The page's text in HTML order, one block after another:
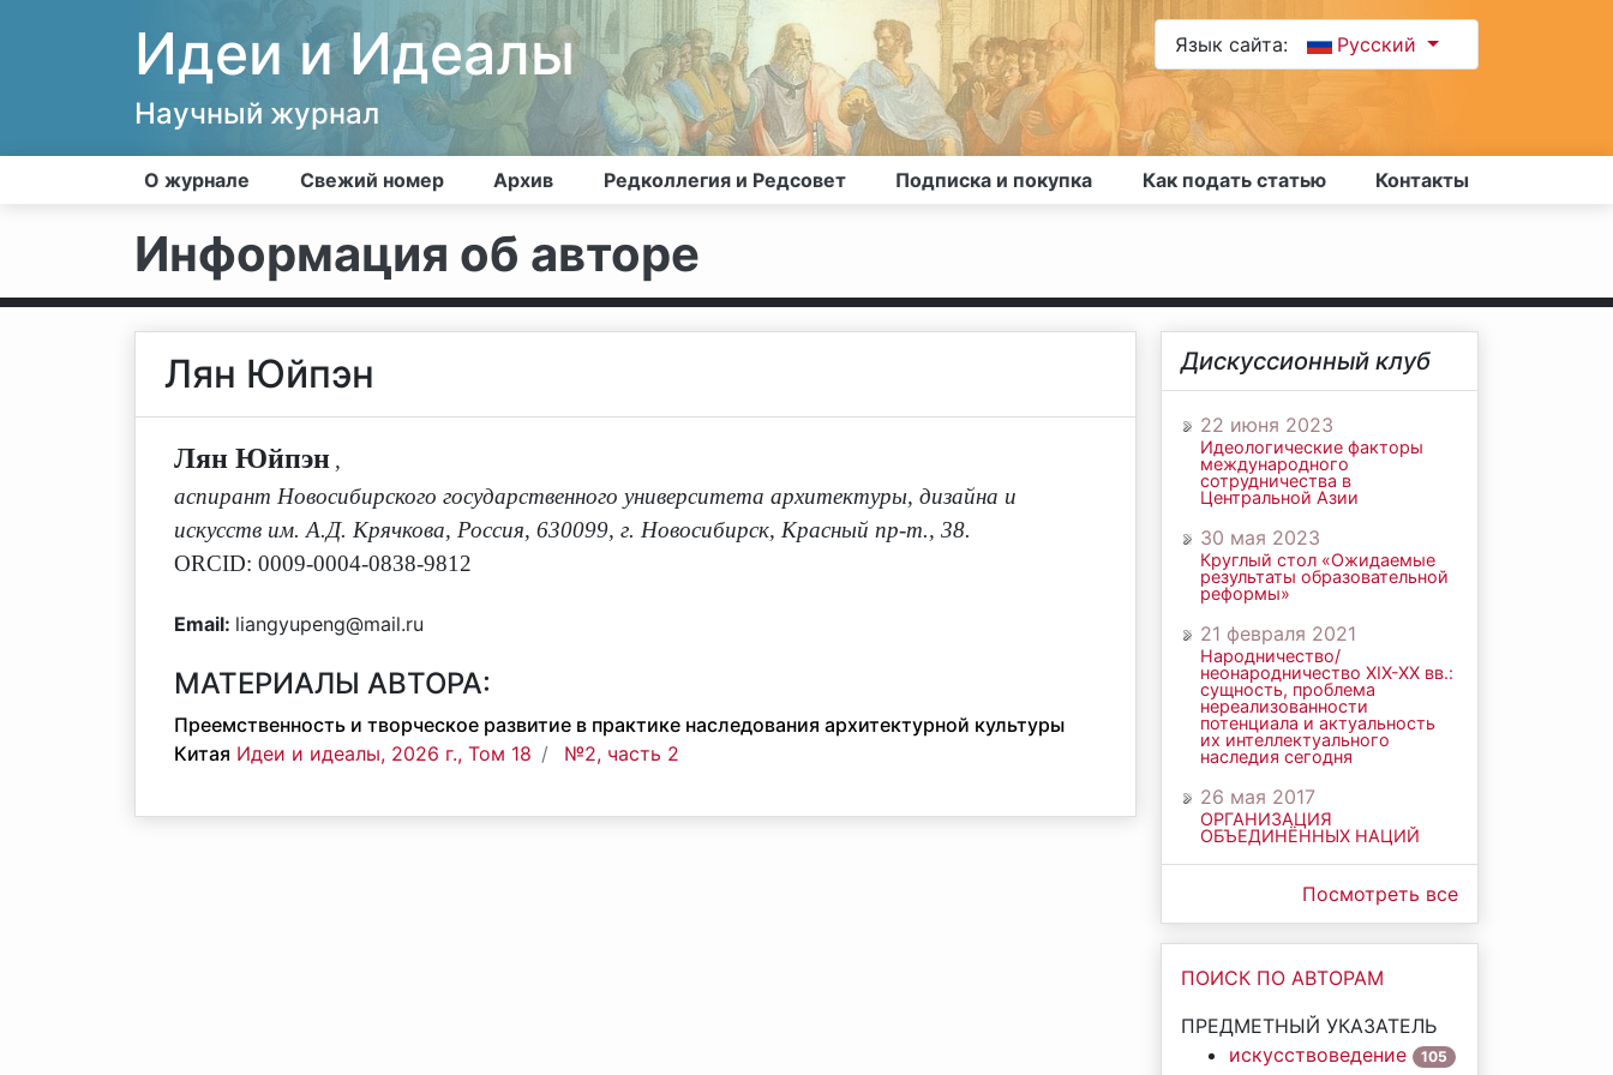
Идеи и Идеалы
Научный журнал
Язык сайта: Русский
О журнале Свежий номер Архив Редколлегия и Редсовет Подписка и покупка Как подать статью Контакты
Информация об авторе
Лян Юйпэн
Лян Юйпэн ,
аспирант Новосибирского государственного университета архитектуры, дизайна и
искусств им. А.Д. Крячкова, Россия, 630099, г. Новосибирск, Красный пр-т., 38.
ORCID: 0009-0004-0838-9812
Email: liangyupeng@mail.ru
МАТЕРИАЛЫ АВТОРА:
Преемственность и творческое развитие в практике наследования архитектурной культуры
Китая Идеи и идеалы, 2026 г., Том 18 №2, часть 2
Дискуссионный клуб
22 июня 2023
Идеологические факторы
международного
сотрудничества в
Центральной Азии
30 мая 2023
Круглый стол «Ожидаемые
результаты образовательной
реформы»
21 февраля 2021
Народничество/
неонародничество ХIХ-ХХ вв.:
сущность, проблема
нереализованности
потенциала и актуальность
их интеллектуального
наследия сегодня
26 мая 2017
ОРГАНИЗАЦИЯ
ОБЪЕДИНЁННЫХ НАЦИЙ
Посмотреть все
ПОИСК ПО АВТОРАМ
ПРЕДМЕТНЫЙ УКАЗАТЕЛЬ
искусствоведение
105